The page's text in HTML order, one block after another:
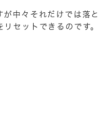
中々それだけでは落
セットできるのです